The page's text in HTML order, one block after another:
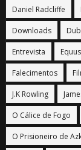
Daniel Radcliffe
Downloads
Entrevista Equus
Falecimentos
J.K Rowling
O Cálice de Fogo
O Prisioneiro de